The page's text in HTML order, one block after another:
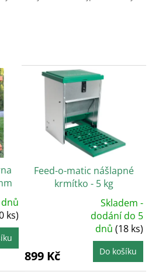
ks)
Feed-o-matic nášlapné
krmítko - 5 kg
z
5
hvězdiček.
Skladem -
dodání do 5
dnů(18 ks)
899 Kč Do košíku